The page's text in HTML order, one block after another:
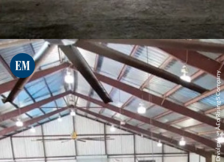
DivulgaÃ§Ã£o/Rising S Company